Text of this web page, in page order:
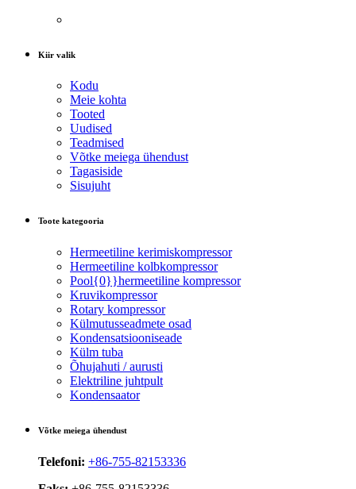
Kiir valik
Kodu
Meie kohta
Tooted
Uudised
Teadmised
Võtke meiega ühendust
Tagasiside
Sisujuht
Toote kategooria
Hermeetiline kerimiskompressor
Hermeetiline kolbkompressor
Pool{0}}hermeetiline kompressor
Kruvikompressor
Rotary kompressor
Külmutusseadmete osad
Kondensatsiooniseade
Külm tuba
Õhujahuti / aurusti
Elektriline juhtpult
Kondensaator
Võtke meiega ühendust
Telefoni: +86-755-82153336